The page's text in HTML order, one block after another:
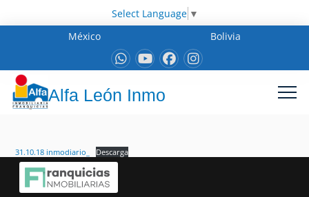
Select Language ▼
México
Bolivia
Alfa León Inmo
31.10.18 inmodiario_ Descarga